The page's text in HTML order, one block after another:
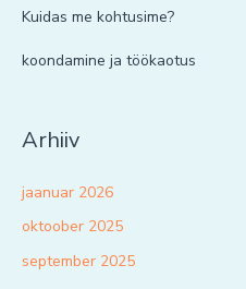
Kuidas me kohtusime?
koondamine ja töökaotus
Arhiiv
jaanuar 2026
oktoober 2025
september 2025